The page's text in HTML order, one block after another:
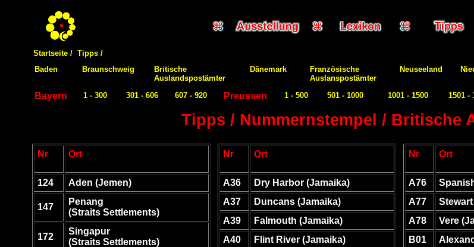
Startseite / Tipps /
Baden
Braunschweig
Britische
Auslandspostämter
Dänemark
Französische
Auslanspostämter
Neuseeland
Bayern 1 - 300 301 - 606 607 - 920 Preussen 1 - 500 501 - 1000 1001 - 1500 1501 -
Tipps / Nummernstempel / Britische
Nr Ort
124 Aden (Jemen)
147
Penang
(Straits Settlements)
172
Singapur
(Straits Settlements)
Nr Ort
A36
Dry Harbor (Jamaika)
A37
Duncans (Jamaika)
A39
Falmouth (Jamaika)
A40
Flint River (Jamaika)
Nr Ort
A76
A77
A78
Vere
B01